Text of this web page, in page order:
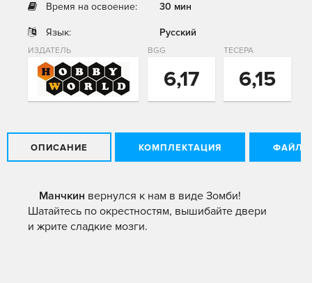
Время на освоение: 30 мин
Язык: Русский
ИЗДАТЕЛЬ BGG
6,17
ТЕСЕРА
6,15
ОПИСАНИЕ КОМПЛЕКТАЦИЯ ФАЙЛЫ
Манчкин вернулся к нам в виде Зомби!
Шатайтесь по окрестностям, вышибайте двери
и жрите сладкие мозги.